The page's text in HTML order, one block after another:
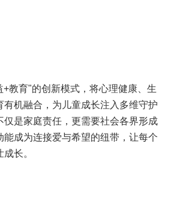
教育"的创新模式，将心理健康、生
有机融合，为儿童成长注入多维守护
仅是家庭责任，更需要社会各界形成
能成为连接爱与希望的纽带，让每个
长。